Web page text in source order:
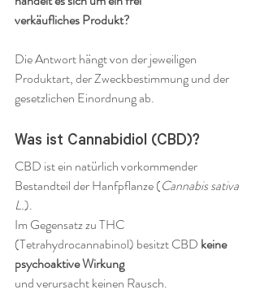
verkäufliches Produkt?
Die Antwort hängt von der jeweiligen
Produktart, der Zweckbestimmung und der
gesetzlichen Einordnung ab.
Was ist Cannabidiol (CBD)?
CBD ist ein natürlich vorkommender
Bestandteil der Hanfpflanze (Cannabis sativa
L.).
Im Gegensatz zu THC
(Tetrahydrocannabinol) besitzt CBD keine
psychoaktive Wirkung
und verursacht keinen Rausch.